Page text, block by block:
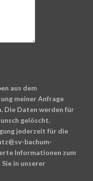
aus dem
meiner Anfrage
Die Daten werden für
gelöscht.
jederzeit für die
bachum-
Informationen zum
in unserer